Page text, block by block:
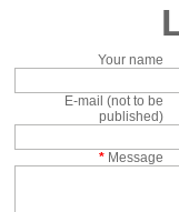
Your name
E-mail (not to be
published)
* Message